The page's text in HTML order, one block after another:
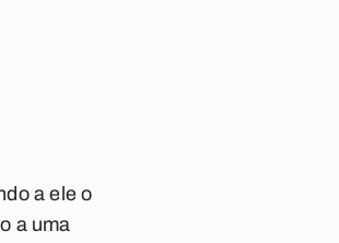
a ele o
a uma